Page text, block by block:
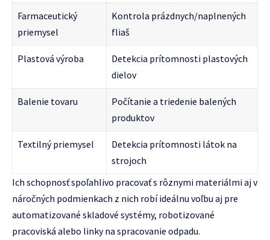
Farmaceutický
priemysel
Kontrola prázdnych/naplnených
fliaš
Plastová výroba
Detekcia prítomnosti plastových
dielov
Balenie tovaru
Počítanie a triedenie balených
produktov
Textilný priemysel
Detekcia prítomnosti látok na
strojoch
Ich schopnosť spoľahlivo pracovať s rôznymi materiálmi aj v
náročných podmienkach z nich robí ideálnu voľbu aj pre
automatizované skladové systémy, robotizované
pracoviská alebo linky na spracovanie odpadu.